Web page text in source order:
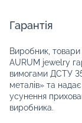
Гарантія
Виробник, товари
AURUM jewelry
вимогами ДСТУ
металів» та
усунення
виробника.